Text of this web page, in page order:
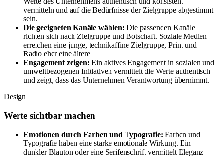
vermitteln und auf die Bedürfnisse der Zielgruppe abgestimmt
sein.
Die geeigneten Kanäle wählen: Die passenden Kanäle
richten sich nach Zielgruppe und Botschaft. Soziale Medien
erreichen eine junge, technikaffine Zielgruppe, Print und
Radio eher eine ältere.
Engagement zeigen: Ein aktives Engagement in sozialen und
umweltbezogenen Initiativen vermittelt die Werte authentisch
und zeigt, dass das Unternehmen Verantwortung übernimmt.
Design
Werte sichtbar machen
Emotionen durch Farben und Typografie: Farben und
Typografie haben eine starke emotionale Wirkung. Ein
dunkler Blauton oder eine Serifenschrift vermittelt Eleganz